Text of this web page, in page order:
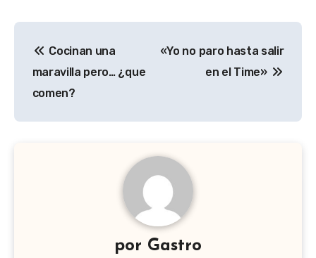
de
entradas
Cocinan una
maravilla pero… ¿que
comen?
«Yo no paro hasta salir
en el Time»
por Gastro